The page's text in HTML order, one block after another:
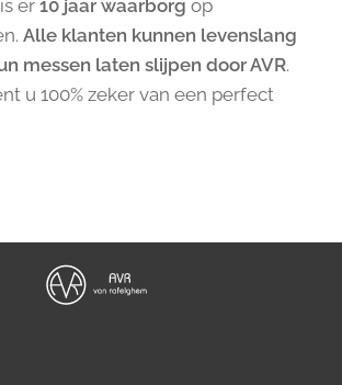
er 10 jaar waarborg op
Alle klanten kunnen levenslang
messen laten slijpen door AVR.
u 100% zeker van een perfect